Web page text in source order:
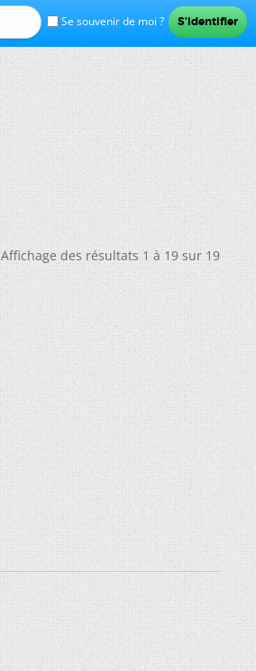
Se souvenir de moi ?
Affichage des résultats 1 à 19 sur 19